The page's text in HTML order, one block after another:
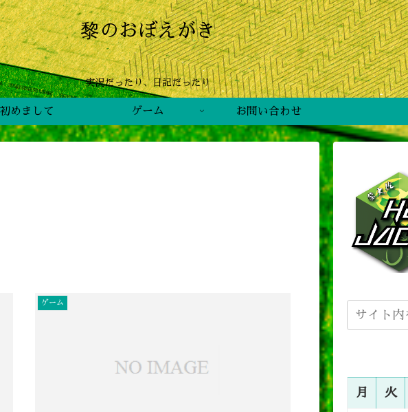
黎のおぼえがき
実況だったり、日記だったり
初めまして ゲーム お問い合わせ
ゲーム
月 火